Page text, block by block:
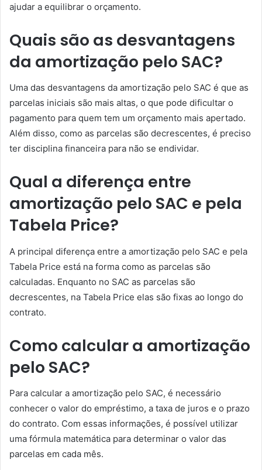
ajudar a equilibrar o orçamento.
Quais são as desvantagens
da amortização pelo SAC?
Uma das desvantagens da amortização pelo SAC é que as
parcelas iniciais são mais altas, o que pode dificultar o
pagamento para quem tem um orçamento mais apertado.
Além disso, como as parcelas são decrescentes, é preciso
ter disciplina financeira para não se endividar.
Qual a diferença entre
amortização pelo SAC e pela
Tabela Price?
A principal diferença entre a amortização pelo SAC e pela
Tabela Price está na forma como as parcelas são
calculadas. Enquanto no SAC as parcelas são
decrescentes, na Tabela Price elas são fixas ao longo do
contrato.
Como calcular a amortização
pelo SAC?
Para calcular a amortização pelo SAC, é necessário
conhecer o valor do empréstimo, a taxa de juros e o prazo
do contrato. Com essas informações, é possível utilizar
uma fórmula matemática para determinar o valor das
parcelas em cada mês.